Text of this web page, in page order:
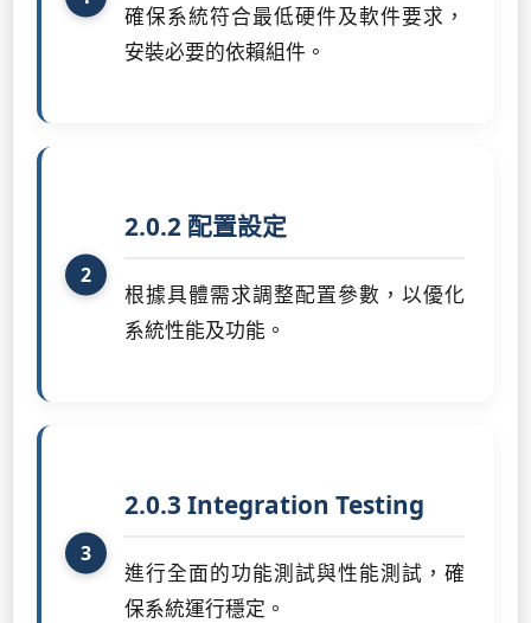
確保系統符合最低硬件及軟件要求，
安裝必要的依賴組件。
2.0.2 配置設定
根據具體需求調整配置參數，以優化
系統性能及功能。
2.0.3 Integration Testing
進行全面的功能測試與性能測試，確
保系統運行穩定。